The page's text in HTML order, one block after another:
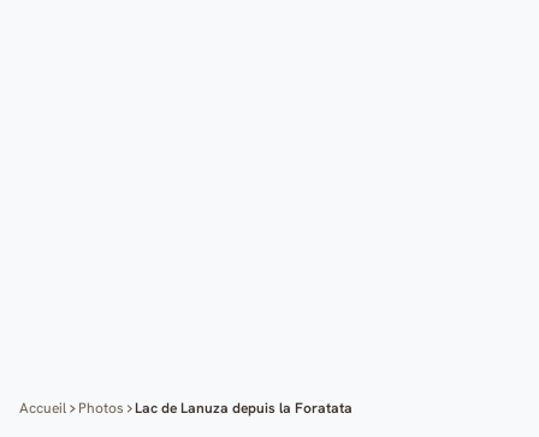
Accueil Photos Lac de Lanuza depuis la Foratata